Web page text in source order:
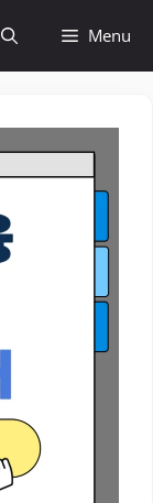
Menu